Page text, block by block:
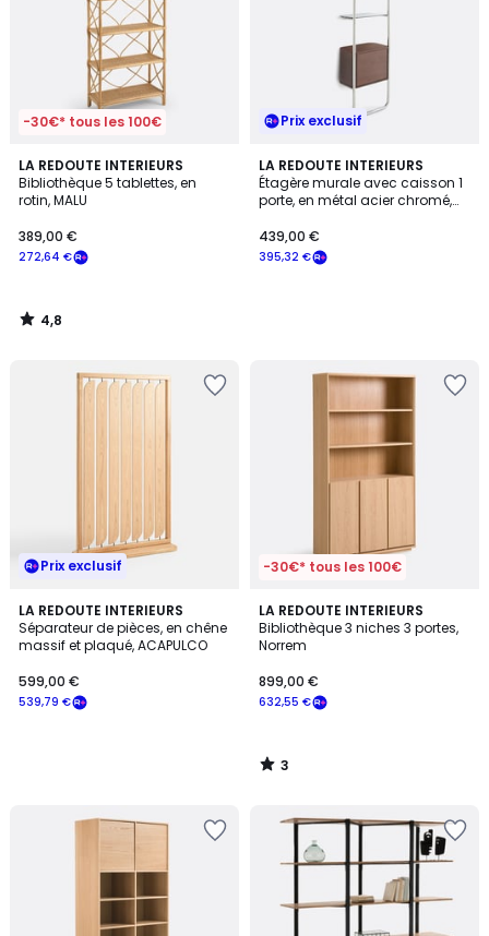
-30€* tous les 100€
LA REDOUTE INTERIEURS
Bibliothèque 5 tablettes, en
rotin, MALU
272,64 €
389,00 €
4,8
/ 5
4,8
/
Prix exclusif
LA REDOUTE INTERIEURS
Étagère murale avec caisson 1
porte, en métal acier chromé,
395,32 €
439,00 €
Prix exclusif
LA REDOUTE INTERIEURS
Séparateur de pièces, en chêne
massif et plaqué, ACAPULCO
539,79 €
599,00 €
-30€* tous les 100€
LA REDOUTE INTERIEURS
Bibliothèque 3 niches 3 portes,
Norrem
632,55 €
899,00 €
3
/
5
3
/